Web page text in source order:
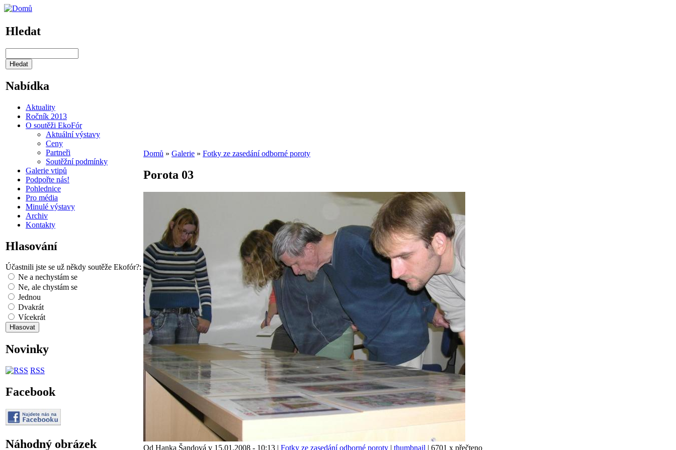
Hledat
Nabídka
Aktuality
Ročník 2013
O soutěži EkoFór
Aktuální výstavy
Ceny
Partneři
Soutěžní podmínky
Galerie vtipů
Podpořte nás!
Pohlednice
Pro média
Minulé výstavy
Archiv
Kontakty
Hlasování
Účastnili jste se už někdy soutěže Ekofór?:
Ne a nechystám se
Ne, ale chystám se
Jednou
Dvakrát
Vícekrát
Novinky
RSS
Facebook
Náhodný obrázek
Domů » Galerie » Fotky ze zasedání odborné poroty
Porota 03
Od Hanka Šandová v 15.01.2008 - 10:13 | Fotky ze zasedání odborné poroty | thumbnail | 6701 x přečteno